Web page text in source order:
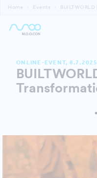
Home Events
ONLINE-EVENT, 8.7.2025